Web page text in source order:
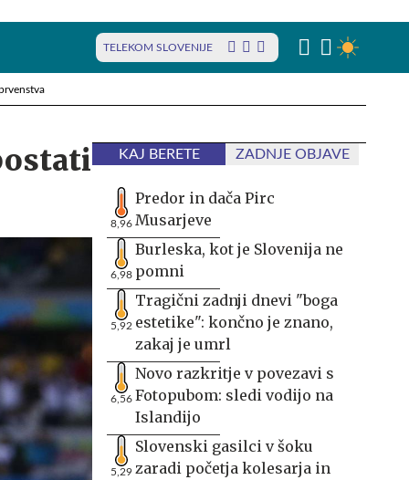
TELEKOM SLOVENIJE
KAJ BERETE ZADNJE OBJAVE
8,96
Predor in dača Pirc
Musarjeve
6,98
Burleska, kot je Slovenija ne
pomni
5,92
Tragični zadnji dnevi "boga
estetike": končno je znano,
zakaj je umrl
6,56
Novo razkritje v povezavi s
Fotopubom: sledi vodijo na
Islandijo
5,29
Slovenski gasilci v šoku
zaradi početja kolesarja in